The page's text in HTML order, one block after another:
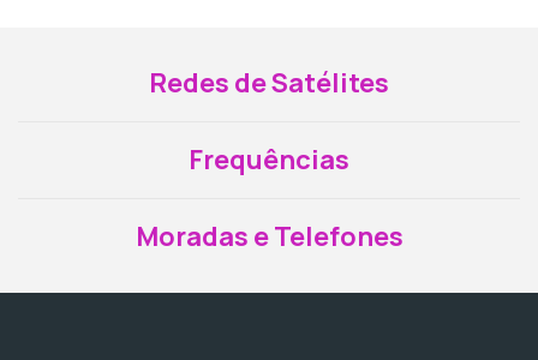
Redes de Satélites
Frequências
Moradas e Telefones